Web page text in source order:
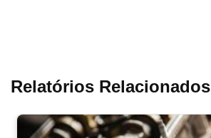
Relatórios Relacionados